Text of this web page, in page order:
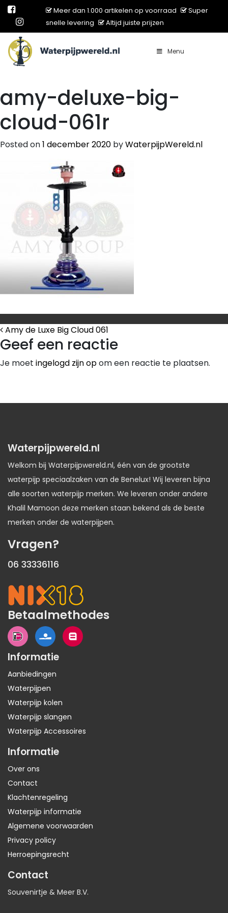
Meer dan 1.000 artikelen op voorraad
Super
snelle levering
Altijd juiste prijzen
Main Navigation Menu
amy-deluxe-big-
cloud-061r
Posted on1 december 2020 byWaterpijpWereld.nl
Bericht Navigatie
Amy de Luxe Big Cloud 061
Geef een reactie
Je moet ingelogd zijn opom een reactie te plaatsen.
Waterpijpwereld.nl
Welkom bij Waterpijpwereld.nl, één van de grootste
waterpijp speciaalzaken van de Benelux! Wij leveren bijna
alle soorten waterpijp merken. We leveren onder andere
Khalil Mamoon deze merken staan bekend als de beste
merken onder de waterpijpen.
Vragen?
06 33336116
Betaalmethodes
Informatie
Aanbiedingen
Waterpijpen
Waterpijp kolen
Waterpijp slangen
Waterpijp Accessoires
Informatie
Over ons
Contact
Klachtenregeling
Waterpijp informatie
Algemene voorwaarden
Privacy policy
Herroepingsrecht
Contact
Souvenirtje & Meer B.V.